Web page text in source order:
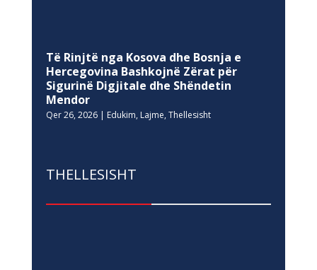
Të Rinjtë nga Kosova dhe Bosnja e
Hercegovina Bashkojnë Zërat për
Sigurinë Digjitale dhe Shëndetin
Mendor
Qer 26, 2026| Edukim, Lajme, Thellesisht
THELLESISHT